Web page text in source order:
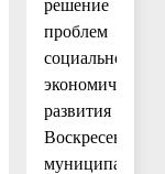
решение
проблем
социально-
экономического
развития
Воскресенского
муниципального